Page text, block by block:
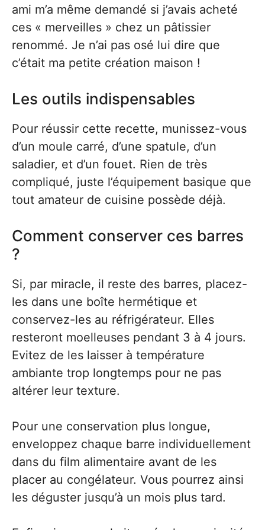
ami m’a même demandé si j’avais acheté
ces « merveilles » chez un pâtissier
renommé. Je n’ai pas osé lui dire que
c’était ma petite création maison !
Les outils indispensables
Pour réussir cette recette, munissez-vous
d’un moule carré, d’une spatule, d’un
saladier, et d’un fouet. Rien de très
compliqué, juste l’équipement basique que
tout amateur de cuisine possède déjà.
Comment conserver ces barres
?
Si, par miracle, il reste des barres, placez-
les dans une boîte hermétique et
conservez-les au réfrigérateur. Elles
resteront moelleuses pendant 3 à 4 jours.
Evitez de les laisser à température
ambiante trop longtemps pour ne pas
altérer leur texture.
Pour une conservation plus longue,
enveloppez chaque barre individuellement
dans du film alimentaire avant de les
placer au congélateur. Vous pourrez ainsi
les déguster jusqu’à un mois plus tard.